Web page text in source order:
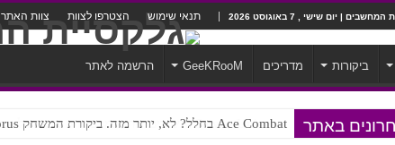
| יום שישי , 7 באוגוסט 2026 תנאי שימוש הצטרפו לצוות צוות האתר
ביקורות מדריכים GeeKRooM הרשמה לאתר
באתר Ace Combat בחלל? לא, יותר מזה. ביקורת המשחק Chorus
Steven Universe והשירים שתורגמו בצורה נוראית לעברית